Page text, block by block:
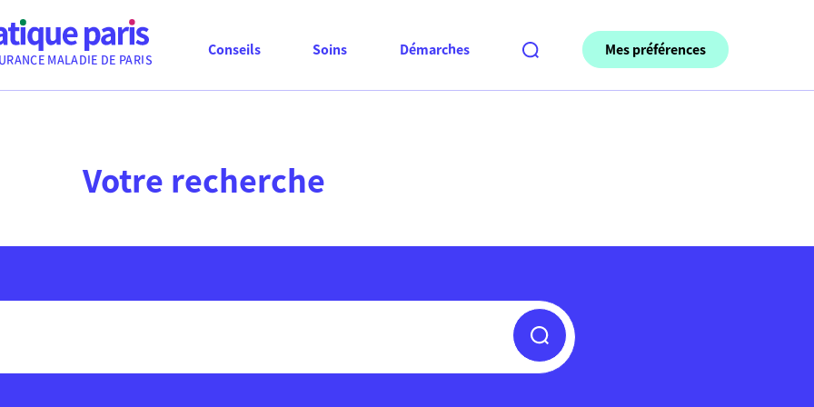
MALADIE DE PARIS
Conseils Soins Démarches Mes préférences
Votre recherche